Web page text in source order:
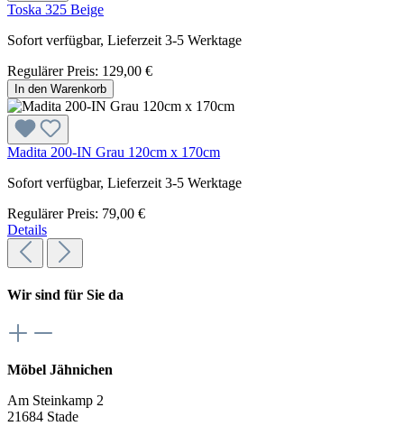
Toska 325 Beige
Sofort verfügbar, Lieferzeit 3-5 Werktage
Regulärer Preis: 129,00 €
In den Warenkorb
Madita 200-IN Grau 120cm x 170cm
Sofort verfügbar, Lieferzeit 3-5 Werktage
Regulärer Preis: 79,00 €
Details
Wir sind für Sie da
Möbel Jähnichen
Am Steinkamp 2
21684 Stade